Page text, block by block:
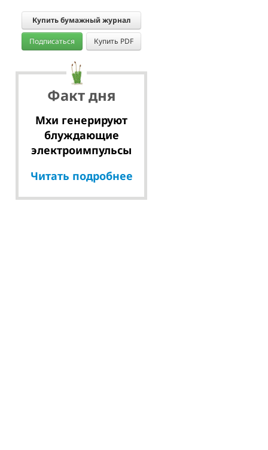
Купить бумажный журнал
Подписаться Купить PDF
Факт дня
Мхи генерируют
блуждающие
электроимпульсы
Читать подробнее